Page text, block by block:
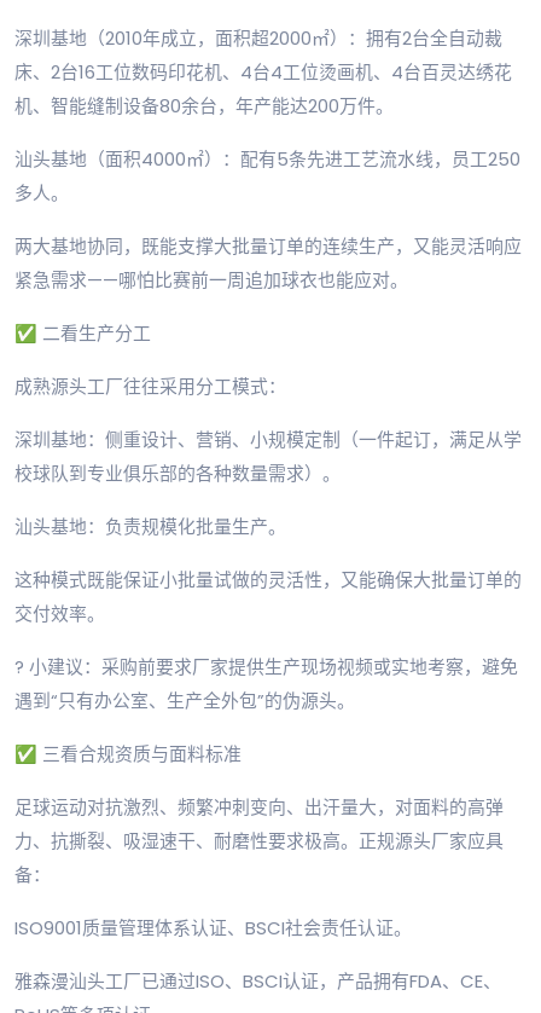
深圳基地（2010年成立，面积超2000㎡）：拥有2台全自动裁
床、2台16工位数码印花机、4台4工位烫画机、4台百灵达绣花
机、智能缝制设备80余台，年产能达200万件。
汕头基地（面积4000㎡）：配有5条先进工艺流水线，员工250
多人。
两大基地协同，既能支撑大批量订单的连续生产，又能灵活响应
紧急需求——哪怕比赛前一周追加球衣也能应对。
✅ 二看生产分工
成熟源头工厂往往采用分工模式：
深圳基地：侧重设计、营销、小规模定制（一件起订，满足从学
校球队到专业俱乐部的各种数量需求）。
汕头基地：负责规模化批量生产。
这种模式既能保证小批量试做的灵活性，又能确保大批量订单的
交付效率。
? 小建议：采购前要求厂家提供生产现场视频或实地考察，避免
遇到“只有办公室、生产全外包”的伪源头。
✅ 三看合规资质与面料标准
足球运动对抗激烈、频繁冲刺变向、出汗量大，对面料的高弹
力、抗撕裂、吸湿速干、耐磨性要求极高。正规源头厂家应具
备：
ISO9001质量管理体系认证、BSCI社会责任认证。
雅森漫汕头工厂已通过ISO、BSCI认证，产品拥有FDA、CE、